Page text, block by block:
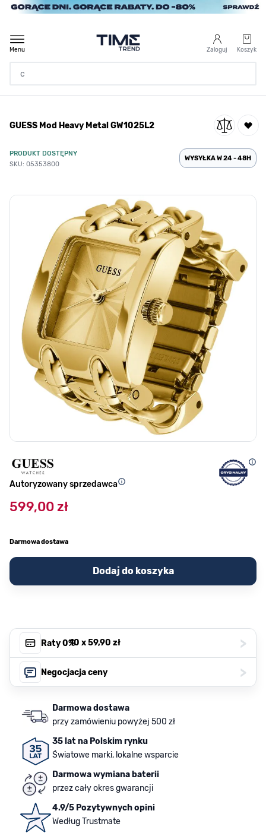
Przejdź do treści
Zaloguj Koszyk
Menu
/
GUESS Mod Heavy Metal GW1025L2
GUESS Mod Heavy Metal GW1025L2
PRODUKT DOSTĘPNY
SKU: 05353800
WYSYŁKA W 24 - 48H
Autoryzowany sprzedawca
599,00 zł
Darmowa dostawa
Dodaj do koszyka
Raty 0%, 10 x59,90 zł >
Negocjacja ceny >
Darmowa dostawa
przy zamówieniu powyżej 500 zł
35 lat na Polskim rynku
Światowe marki, lokalne wsparcie
Darmowa wymiana baterii
przez cały okres gwarancji
4.9/5 Pozytywnych opini
Według Trustmate